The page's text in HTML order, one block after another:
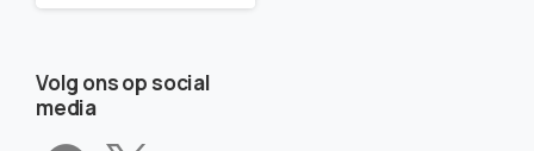
Volg ons op social
media